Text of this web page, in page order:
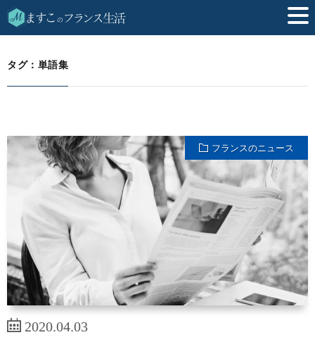
HOME 単語集
タグ：単語集
フランスのニュース
2020.04.03